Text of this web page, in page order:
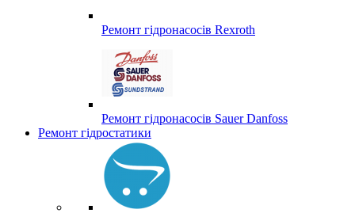
Ремонт гідронасосів Rexroth
Ремонт гідронасосів Sauer Danfoss
Ремонт гідростатики